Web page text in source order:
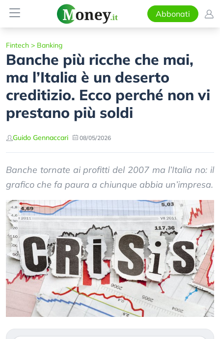
Abbonati
Fintech > Banking
Banche più ricche che mai,
ma l’Italia è un deserto
creditizio. Ecco perché non vi
prestano più soldi
Guido Gennaccari 08/05/2026
Banche tornate ai profitti del 2007 ma l’Italia no: il
grafico che fa paura a chiunque abbia un’impresa.